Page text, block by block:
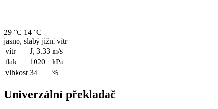
29 °C 14 °C
jasno, slabý jižní vítr
vítr
J, 3.33 m/s
tlak
1020
hPa
vlhkost 34 %
Univerzální překladač